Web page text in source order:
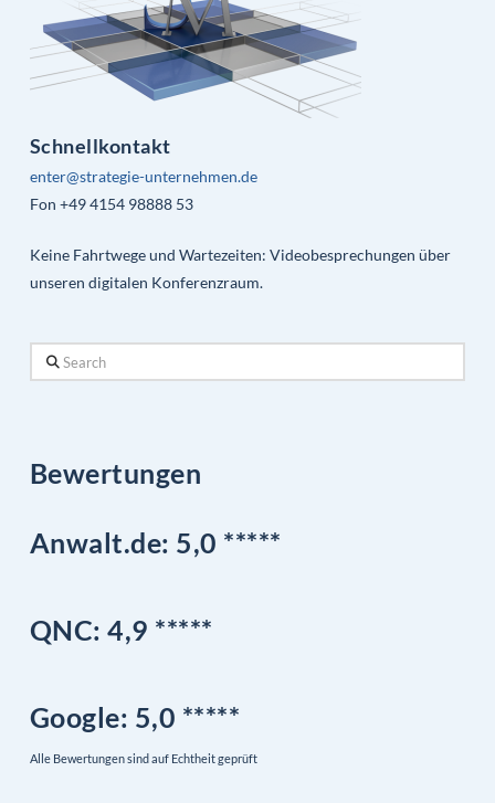
Schnellkontakt
enter@strategie-unternehmen.de
Fon +49 4154 98888 53
Keine Fahrtwege und Wartezeiten: Videobesprechungen über
unseren digitalen Konferenzraum.
Search
Bewertungen
Anwalt.de: 5,0 *****
QNC: 4,9 *****
Google: 5,0 *****
Alle Bewertungen sind auf Echtheit geprüft